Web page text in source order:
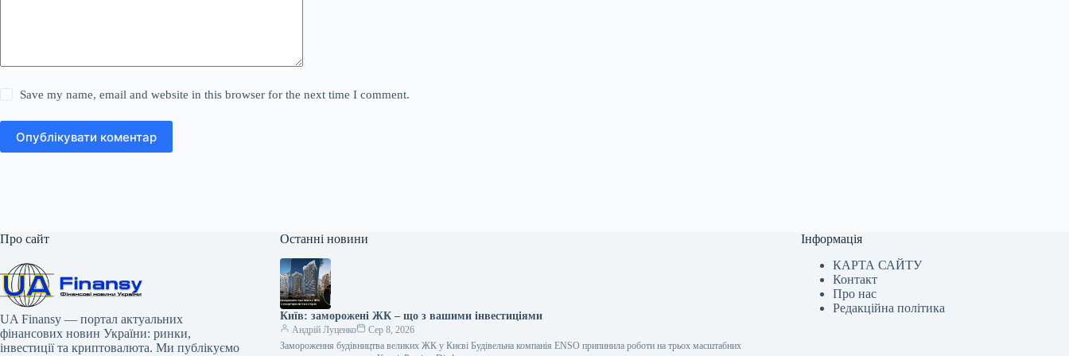
Save my name, email and website in this browser for the next time I comment.
Опублікувати коментар
Про сайт
UA Finansy — портал актуальних
фінансових новин України: ринки,
інвестиції та криптовалюта. Ми публікуємо
Останні новини
Київ: заморожені ЖК – що з вашими інвестиціями
Андрій Луценко
Сер 8, 2026
Замороження будівництва великих ЖК у Києві Будівельна компанія ENSO припинила роботи на трьох масштабних
Інформація
КАРТА САЙТУ
Контакт
Про нас
Редакційна політика